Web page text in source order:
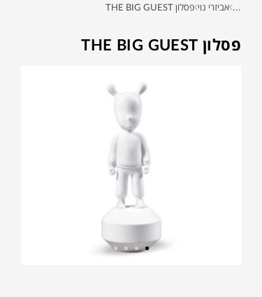
... אביזרי נוי פסלון THE BIG GUEST
פסלון THE BIG GUEST